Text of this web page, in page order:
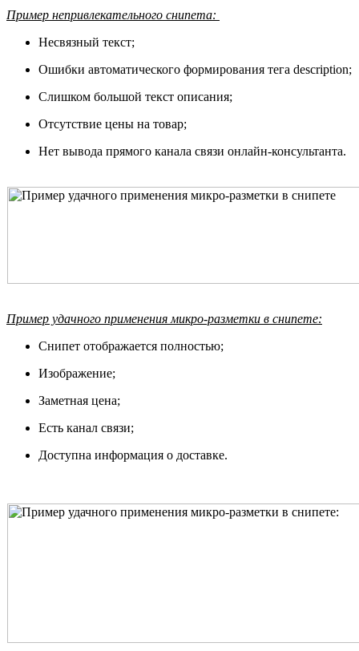
Пример непривлекательного снипета:
Несвязный текст;
Ошибки автоматического формирования тега description;
Слишком большой текст описания;
Отсутствие цены на товар;
Нет вывода прямого канала связи онлайн-консультанта.
Пример удачного применения микро-разметки в снипете:
Снипет отображается полностью;
Изображение;
Заметная цена;
Есть канал связи;
Доступна информация о доставке.